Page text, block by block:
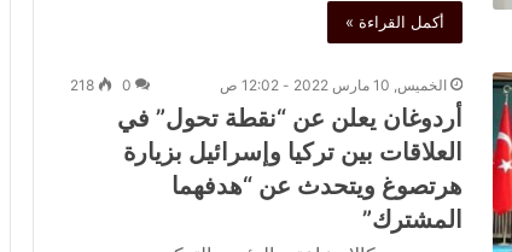
أكمل القراءة »
الخميس, 10 مارس 2022 - 12:02 ص 0
218
أردوغان يعلن عن “نقطة تحول” في
العلاقات بين تركيا وإسرائيل بزيارة
هرتصوغ ويتحدث عن “هدفهما
المشترك”